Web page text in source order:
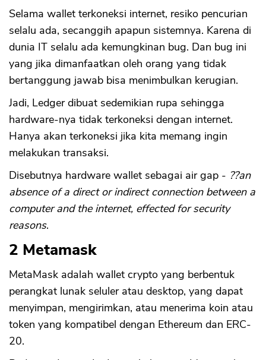
Selama wallet terkoneksi internet, resiko pencurian
selalu ada, secanggih apapun sistemnya. Karena di
dunia IT selalu ada kemungkinan bug. Dan bug ini
yang jika dimanfaatkan oleh orang yang tidak
bertanggung jawab bisa menimbulkan kerugian.
Jadi, Ledger dibuat sedemikian rupa sehingga
hardware-nya tidak terkoneksi dengan internet.
Hanya akan terkoneksi jika kita memang ingin
melakukan transaksi.
Disebutnya hardware wallet sebagai air gap - ??an
absence of a direct or indirect connection between a
computer and the internet, effected for security
reasons.
2 Metamask
MetaMask adalah wallet crypto yang berbentuk
perangkat lunak seluler atau desktop, yang dapat
menyimpan, mengirimkan, atau menerima koin atau
token yang kompatibel dengan Ethereum dan ERC-
20.